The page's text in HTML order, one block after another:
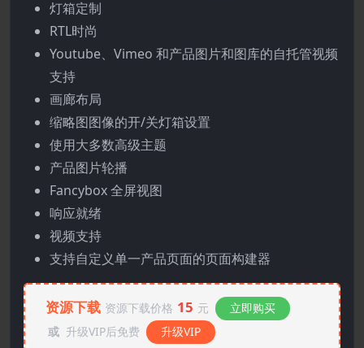
灯箱定制
RTL时尚
Youtube、Vimeo 和产品图片和图库的自托管视频
支持
画廊布局
缩略图图像的开/关灯箱设置
使用大多数高级主题
产品图片轮播
Fancybox 全屏视图
响应就绪
视频支持
支持自定义单一产品页面的页面构建器
资源下载 资源下载价格 15 元
立即购买
或 升级VIP后免费 升级VIP